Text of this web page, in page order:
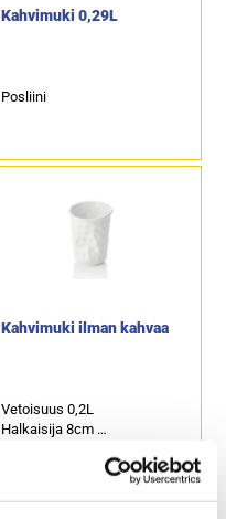
Kahvimuki 0,29L
Posliini
Kahvimuki ilman kahvaa
Vetoisuus 0,2L
Halkaisija 8cm